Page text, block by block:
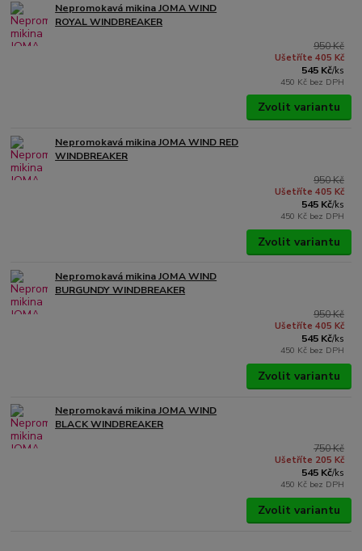
Nepromokavá mikina JOMA WIND
ROYAL WINDBREAKER
950 Kč
Ušetříte 405 Kč
545 Kč/ks
450 Kč bez DPH
Zvolit variantu
Nepromokavá mikina JOMA WIND RED
WINDBREAKER
950 Kč
Ušetříte 405 Kč
545 Kč/ks
450 Kč bez DPH
Zvolit variantu
Nepromokavá mikina JOMA WIND
BURGUNDY WINDBREAKER
950 Kč
Ušetříte 405 Kč
545 Kč/ks
450 Kč bez DPH
Zvolit variantu
Nepromokavá mikina JOMA WIND
BLACK WINDBREAKER
750 Kč
Ušetříte 205 Kč
545 Kč/ks
450 Kč bez DPH
Zvolit variantu